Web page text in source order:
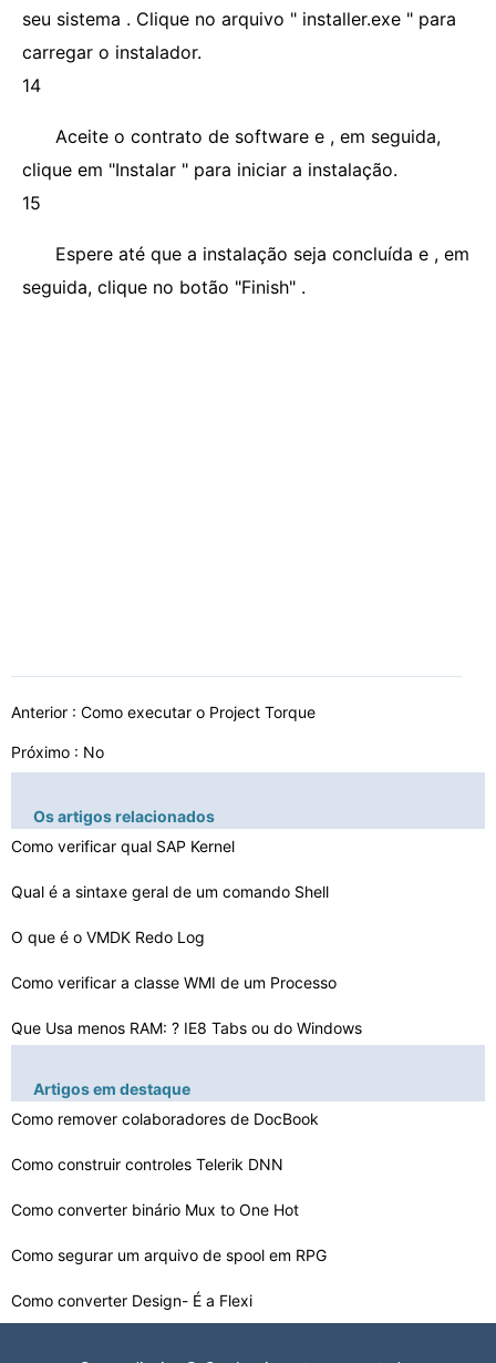
seu sistema . Clique no arquivo " installer.exe " para
carregar o instalador.
14
Aceite o contrato de software e , em seguida,
clique em "Instalar " para iniciar a instalação.
15
Espere até que a instalação seja concluída e , em
seguida, clique no botão "Finish" .
Anterior : Como executar o Project Torque
Próximo : No
Os artigos relacionados
Como verificar qual SAP Kernel
Qual é a sintaxe geral de um comando Shell
O que é o VMDK Redo Log
Como verificar a classe WMI de um Processo
Que Usa menos RAM: ? IE8 Tabs ou do Windows
Qual sistema operacional usa os recursos Menos
Função Print Screen para Laptops
O que é um driver de miniporta
Artigos em destaque
Como remover colaboradores de DocBook
Como construir controles Telerik DNN
Como converter binário Mux to One Hot
Como segurar um arquivo de spool em RPG
Como converter Design- É a Flexi